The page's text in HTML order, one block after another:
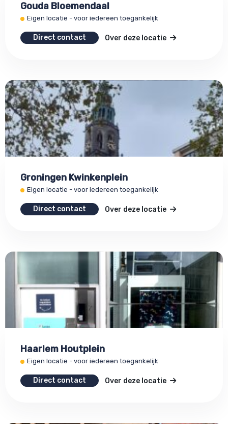
Gouda Bloemendaal
Eigen locatie - voor iedereen toegankelijk
Direct contact Over deze locatie
Groningen Kwinkenplein
Eigen locatie - voor iedereen toegankelijk
Direct contact Over deze locatie
Haarlem Houtplein
Eigen locatie - voor iedereen toegankelijk
Direct contact Over deze locatie